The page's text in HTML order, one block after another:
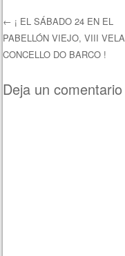
← ¡ EL SÁBADO 24 EN EL
PABELLÓN VIEJO, VIII
CONCELLO DO BARCO !
Deja un comentario